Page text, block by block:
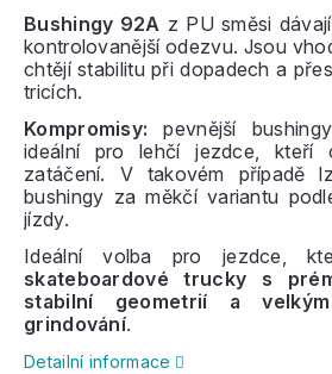
Bushingy 92A z PU směsi
kontrolovanější odezvu. Jsou
chtějí stabilitu při dopadech a
tricích.
Kompromisy: pevnější
ideální pro lehčí jezdce, kteří
zatáčení. V takovém případě
bushingy za měkčí variantu
jízdy.
Ideální volba pro jezdce,
skateboardové trucky s
stabilní geometrií a
grindování.
Detailní informace